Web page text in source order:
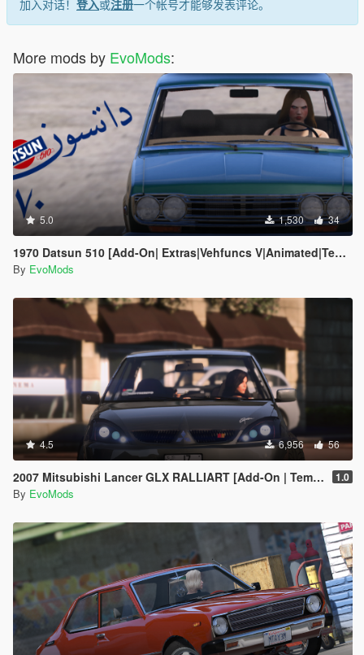
加入对话！ 登入或注册一个帐号才能够发表评论。
More mods by EvoMods:
5.0 1,530 34
1970 Datsun 510 [Add-On| Extras|Vehfuncs V|Animated|Template]
By EvoMods
4.5 6,956 56
2007 Mitsubishi Lancer GLX RALLIART [Add-On | Template | Extras] 1.0
By EvoMods